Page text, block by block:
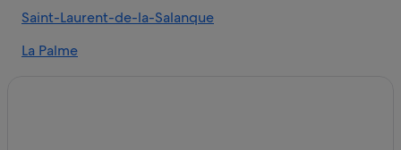
Sigean hoteles
Casas privadas de vacaciones en Leucate
Saint-Laurent-de-la-Salanque
La Palme